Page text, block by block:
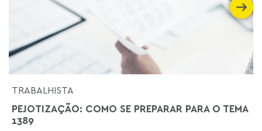
TRABALHISTA
PEJOTIZAÇÃO: COMO SE PREPARAR PARA O TEMA
1389